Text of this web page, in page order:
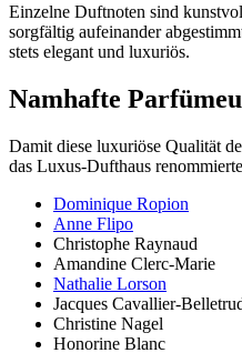
Einzelne Duftnoten sind
sorgfältig aufeinander
stets elegant und luxuriös.
Namhafte
Damit diese luxuriöse Qualität
das Luxus-Dufthaus
Dominique Ropion
Anne Flipo
Christophe Raynaud
Amandine Clerc-Marie
Nathalie Lorson
Jacques Cavallier-
Christine Nagel
Honorine Blanc